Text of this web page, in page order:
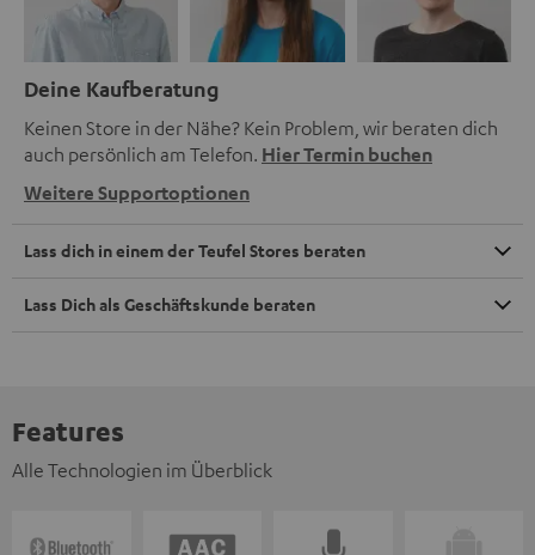
Deine Kaufberatung
Keinen Store in der Nähe? Kein Problem, wir beraten dich
auch persönlich am Telefon. Hier Termin buchen
Weitere Supportoptionen
Lass dich in einem der Teufel Stores beraten
Lass Dich als Geschäftskunde beraten
Features
Alle Technologien im Überblick